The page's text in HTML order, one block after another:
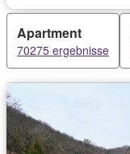
Apartment
70275 ergebnisse